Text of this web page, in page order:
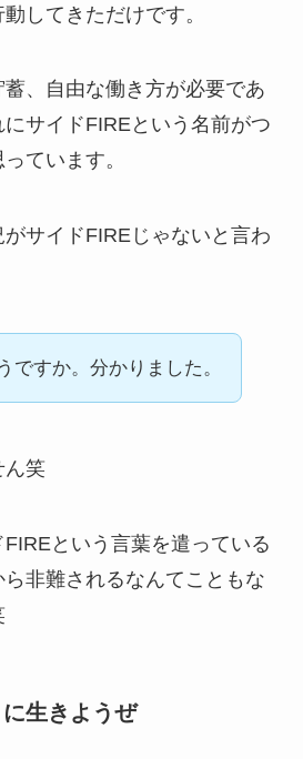
してきただけです。
、自由な働き方が必要であ
サイドFIREという名前がつ
ています。
サイドFIREじゃないと言わ
ですか。分かりました。
ん笑
という言葉を遣っている
非難されるなんてこともな
生きようぜ